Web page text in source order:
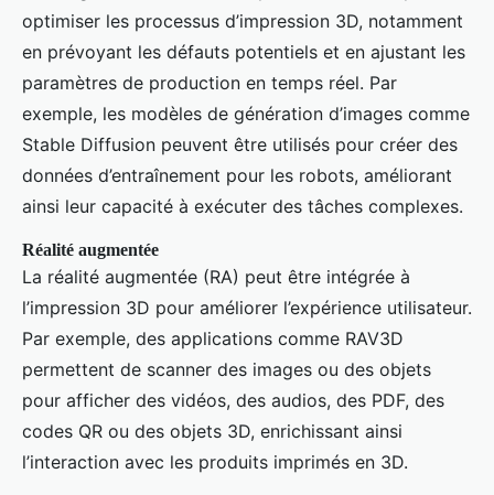
optimiser les processus d’impression 3D, notamment
en prévoyant les défauts potentiels et en ajustant les
paramètres de production en temps réel. Par
exemple, les modèles de génération d’images comme
Stable Diffusion peuvent être utilisés pour créer des
données d’entraînement pour les robots, améliorant
ainsi leur capacité à exécuter des tâches complexes.
Réalité augmentée
La réalité augmentée (RA) peut être intégrée à
l’impression 3D pour améliorer l’expérience utilisateur.
Par exemple, des applications comme RAV3D
permettent de scanner des images ou des objets
pour afficher des vidéos, des audios, des PDF, des
codes QR ou des objets 3D, enrichissant ainsi
l’interaction avec les produits imprimés en 3D.